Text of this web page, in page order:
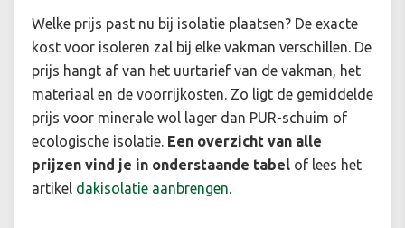
Welke prijs past nu bij isolatie plaatsen? De exacte
kost voor isoleren zal bij elke vakman verschillen. De
prijs hangt af van het uurtarief van de vakman, het
materiaal en de voorrijkosten. Zo ligt de gemiddelde
prijs voor minerale wol lager dan PUR-schuim of
ecologische isolatie. Een overzicht van alle
prijzen vind je in onderstaande tabel of lees het
artikel dakisolatie aanbrengen.